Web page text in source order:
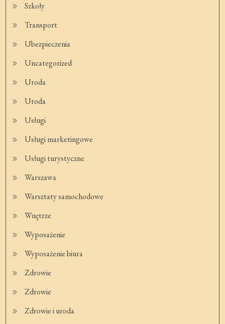
Szkoły
Transport
Ubezpieczenia
Uncategorized
Uroda
Uroda
Usługi
Usługi marketingowe
Usługi turystyczne
Warszawa
Warsztaty samochodowe
Wnętrze
Wyposażenie
Wyposażenie biura
Zdrowie
Zdrowie
Zdrowie i uroda